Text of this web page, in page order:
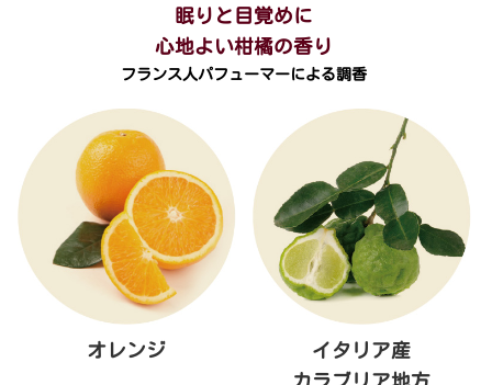
眠りと目覚めに
心地よい柑橘の香り
フランス人パフューマーによる調香
オレンジ イタリア産